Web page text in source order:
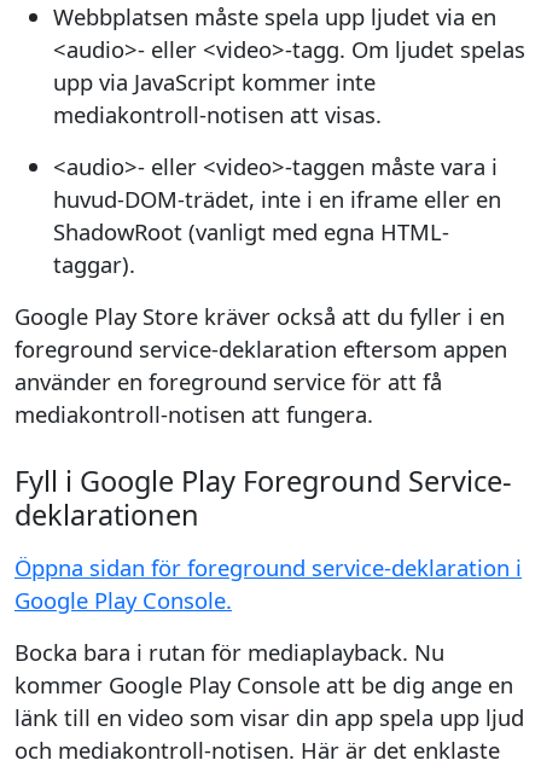
Webbplatsen måste spela upp ljudet via en
<audio>- eller <video>-tagg. Om ljudet spelas
upp via JavaScript kommer inte
mediakontroll-notisen att visas.
<audio>- eller <video>-taggen måste vara i
huvud-DOM-trädet, inte i en iframe eller en
ShadowRoot (vanligt med egna HTML-
taggar).
Google Play Store kräver också att du fyller i en
foreground service-deklaration eftersom appen
använder en foreground service för att få
mediakontroll-notisen att fungera.
Fyll i Google Play Foreground Service-
deklarationen
Öppna sidan för foreground service-deklaration i
Google Play Console.
Bocka bara i rutan för mediaplayback. Nu
kommer Google Play Console att be dig ange en
länk till en video som visar din app spela upp ljud
och mediakontroll-notisen. Här är det enklaste